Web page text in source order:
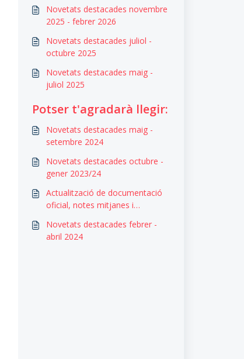
Novetats destacades novembre
2025 - febrer 2026
Novetats destacades juliol -
octubre 2025
Novetats destacades maig -
juliol 2025
Potser t'agradarà llegir:
Novetats destacades maig -
setembre 2024
Novetats destacades octubre -
gener 2023/24
Actualització de documentació
oficial, notes mitjanes i
Novetats destacades febrer -
abril 2024